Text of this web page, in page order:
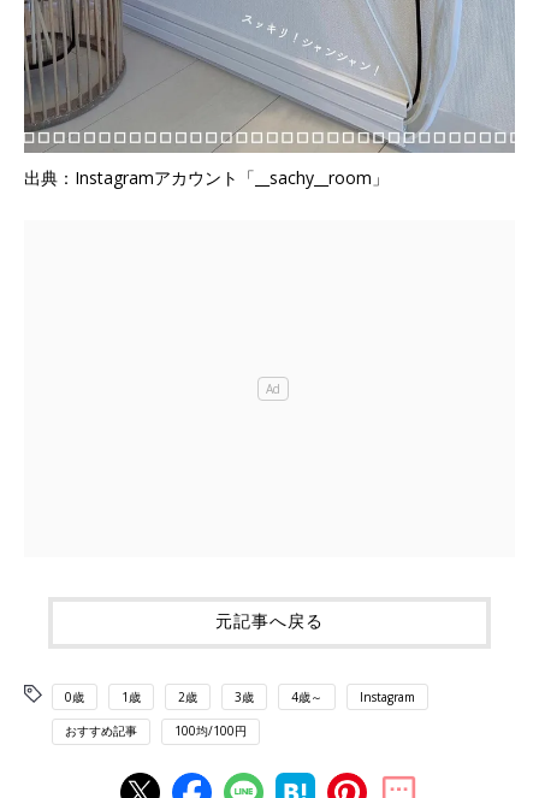
出典：Instagramアカウント「__sachy__room」
元記事へ戻る
0歳 1歳 2歳 3歳 4歳～ Instagram
おすすめ記事 100均/100円